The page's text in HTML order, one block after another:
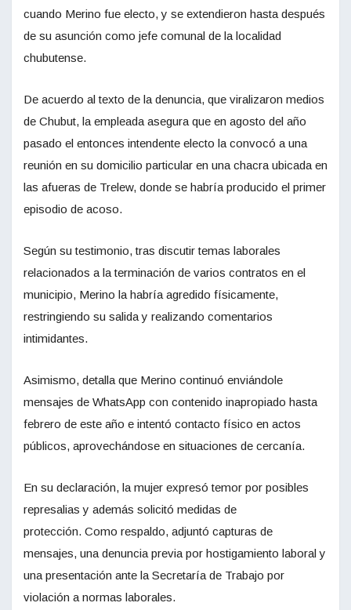
cuando Merino fue electo, y se extendieron hasta después
de su asunción como jefe comunal de la localidad
chubutense.
De acuerdo al texto de la denuncia, que viralizaron medios
de Chubut, la empleada asegura que en agosto del año
pasado el entonces intendente electo la convocó a una
reunión en su domicilio particular en una chacra ubicada en
las afueras de Trelew, donde se habría producido el primer
episodio de acoso.
Según su testimonio, tras discutir temas laborales
relacionados a la terminación de varios contratos en el
municipio, Merino la habría agredido físicamente,
restringiendo su salida y realizando comentarios
intimidantes.
Asimismo, detalla que Merino continuó enviándole
mensajes de WhatsApp con contenido inapropiado hasta
febrero de este año e intentó contacto físico en actos
públicos, aprovechándose en situaciones de cercanía.
En su declaración, la mujer expresó temor por posibles
represalias y además solicitó medidas de
protección. Como respaldo, adjuntó capturas de
mensajes, una denuncia previa por hostigamiento laboral y
una presentación ante la Secretaría de Trabajo por
violación a normas laborales.